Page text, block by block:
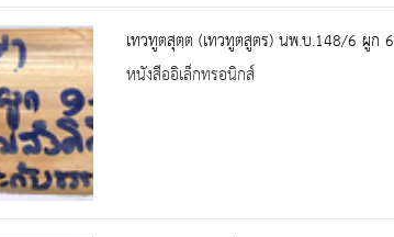
เทวทูตสุตฺต (เทวทูตสูตร) นพ.บ.148/6 ผูก 6
หนังสืออิเล็กทรอนิกส์